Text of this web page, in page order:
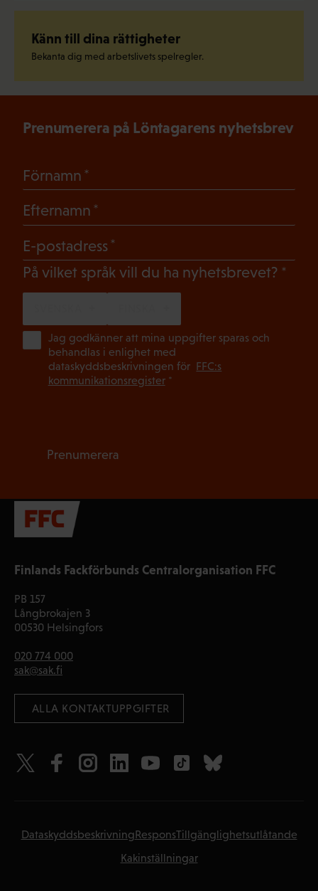
Känn till dina rättigheter
Bekanta dig med arbetslivets spelregler.
Finlands Fackförbunds Centralorganisation FFC
PB 157
Långbrokajen 3
00530 Helsingfors
020 774 000
sak@sak.fi
ALLA KONTAKTUPPGIFTER
Prenumerera på Löntagarens nyhetsbrev
Förnamn
Efternamn
E-postadress
På vilket språk vill du ha nyhetsbrevet?
Jag godkänner att mina uppgifter sparas och
behandlas i enlighet med
dataskyddsbeskrivningen för FFC:s
kommunikationsregister*
Prenumerera
DataskyddsbeskrivningResponsTillgänglighetsutlåtande
Kakinställningar